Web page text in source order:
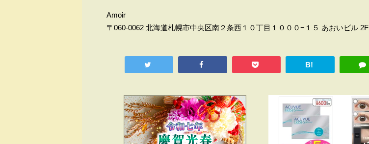
Amoir
〒060-0062 北海道札幌市中央区南２条西１０丁目１０００−１５ あおいビル 2F
B!